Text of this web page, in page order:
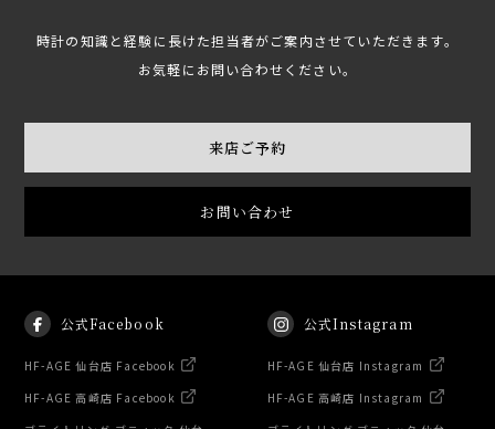
時計の知識と経験に長けた担当者がご案内させていただきます。
お気軽にお問い合わせください。
来店ご予約
お問い合わせ
公式Facebook
HF-AGE 仙台店 Facebook
HF-AGE 高崎店 Facebook
公式Instagram
HF-AGE 仙台店 Instagram
HF-AGE 高崎店 Instagram